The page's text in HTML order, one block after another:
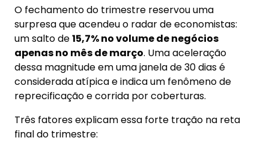
O fechamento do trimestre reservou uma
surpresa que acendeu o radar de economistas:
um salto de15,7% no volume de negócios
apenas no mês de março. Uma aceleração
dessa magnitude em uma janela de 30 dias é
considerada atípica e indica um fenômeno de
reprecificação e corrida por coberturas.
Três fatores explicam essa forte tração na reta
final do trimestre: